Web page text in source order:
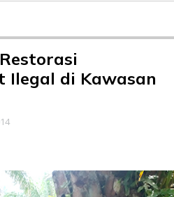
Ilegal di Kawasan